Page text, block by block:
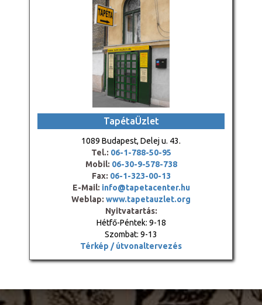
TapétaÜzlet
1089 Budapest, Delej u. 43.
Tel.: 06-1-788-50-95
Mobil: 06-30-9-578-738
Fax: 06-1-323-00-13
E-Mail: info@tapetacenter.hu
Weblap: www.tapetauzlet.org
Nyitvatartás:
Hétfő-Péntek: 9-18
Szombat: 9-13
Térkép / útvonaltervezés